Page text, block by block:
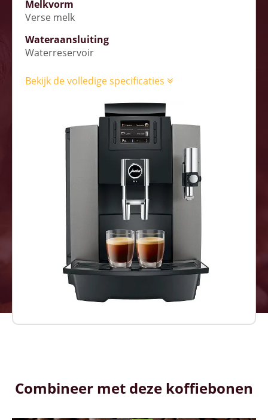
Melkvorm
Verse melk
Wateraansluiting
Waterreservoir
Bekijk de volledige specificaties
Combineer met deze koffiebonen